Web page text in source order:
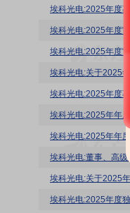
埃科光电:2025年度
埃科光电:2025年度审
埃科光电:2025年度“
埃科光电:关于2025
埃科光电:2025年度
埃科光电:2025年年度
埃科光电:2025年年
埃科光电:董事、高级
埃科光电:关于2025
埃科光电:2025年度